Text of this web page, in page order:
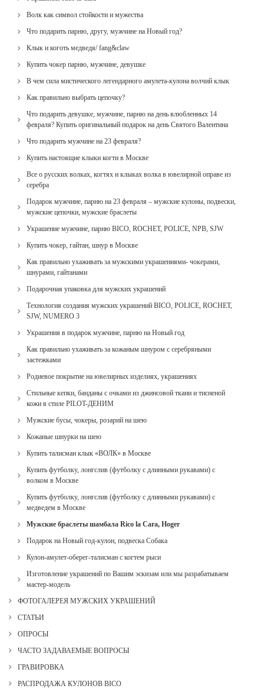
Волк как символ стойкости и мужества
Что подарить парню, другу, мужчине на Новый год?
Клык и коготь медведя/ fang&claw
Купить чокер парню, мужчине, девушке
В чем сила мистического легендарного амулета-кулона волчий клык
Как правильно выбрать цепочку?
Что подарить девушке, мужчине, парню на день влюбленных 14
февраля? Купить оригинальный подарок на день Святого Валентина
Что подарить мужчине на 23 февраля?
Купить настоящие клыки когти в Москве
Все о русских волках, когтях и клыках волка в ювелирной оправе из
серебра
Подарок мужчине, парню на 23 февраля – мужские кулоны, подвески,
мужские цепочки, мужские браслеты
Украшение мужчине, парню BICO, ROCHET, POLICE, NPB, SJW
Купить чокер, гайтан, шнур в Москве
Как правильно ухаживать за мужскими украшениями- чокерами,
шнурами, гайтанами
Подарочная упаковка для мужских украшений
Технология создания мужских украшений BICO, POLICE, ROCHET,
SJW, NUMERO 3
Украшения в подарок мужчине, парню на Новый год
Как правильно ухаживать за кожаным шнуром с серебряными
застежками
Родиевое покрытие на ювелирных изделиях, украшениях
Стильные кепки, банданы с очками из джинсовой ткани и тисненой
кожи в стиле PILOT-ДЕНИМ
Мужские бусы, чокеры, розарий на шею
Кожаные шнурки на шею
Купить талисман клык «ВОЛК» в Москве
Купить футболку, лонгслив (футболку с длинными рукавами) с
волком в Москве
Купить футболку, лонгслив (футболку с длинными рукавами) с
медведем в Москве
Мужские браслеты шамбала Rico la Cara, Hoger
Подарок на Новый год-кулон, подвеска Собака
Кулон-амулет-оберег-талисман с когтем рыси
Изготовление украшений по Вашим эскизам или мы разрабатываем
мастер-модель
ФОТОГАЛЕРЕЯ МУЖСКИХ УКРАШЕНИЙ
СТАТЬИ
ОПРОСЫ
ЧАСТО ЗАДАВАЕМЫЕ ВОПРОСЫ
ГРАВИРОВКА
РАСПРОДАЖА КУЛОНОВ BICO